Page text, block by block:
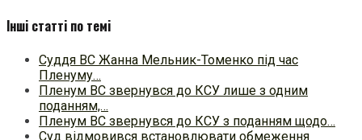
Інші статті по темі
Суддя ВС Жанна Мельник-Томенко під час
Пленуму…
Пленум ВС звернувся до КСУ лише з одним
поданням,…
Пленум ВС звернувся до КСУ з поданням щодо…
Суд відмовився встановлювати обмеження